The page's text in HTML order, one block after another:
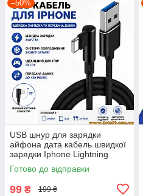
–50%
USB шнур для зарядки
айфона дата кабель швидкої
зарядки Iphone Lightning
кабель юсб usb перехідник
подовжувач 90 градусів usb
Готово до відправки
99 ₴ 199 ₴